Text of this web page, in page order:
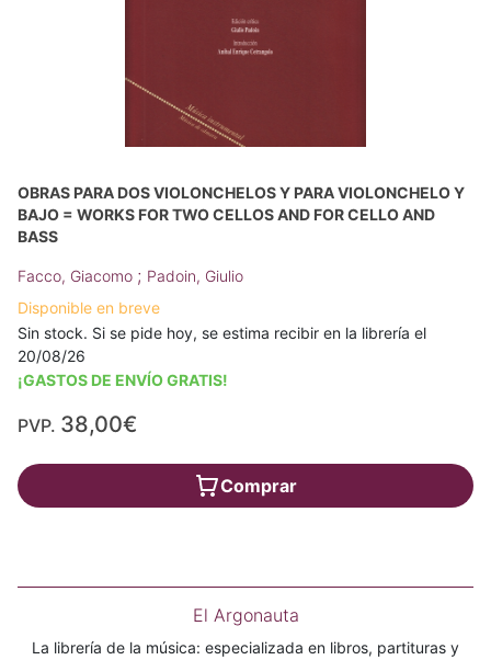
OBRAS PARA DOS VIOLONCHELOS Y PARA VIOLONCHELO Y
BAJO = WORKS FOR TWO CELLOS AND FOR CELLO AND
BASS
Facco, Giacomo ; Padoin, Giulio
Disponible en breve
Sin stock. Si se pide hoy, se estima recibir en la librería el
20/08/26
¡GASTOS DE ENVÍO GRATIS!
PVP. 38,00€
Comprar
El Argonauta
La librería de la música: especializada en libros, partituras y